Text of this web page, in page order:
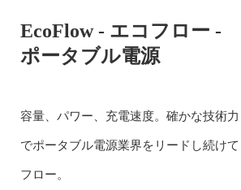
EcoFlow - エコフロー -
ポータブル電源
容量、パワー、充電速度。確かな技術
でポータブル電源業界をリードし続け
フロー。